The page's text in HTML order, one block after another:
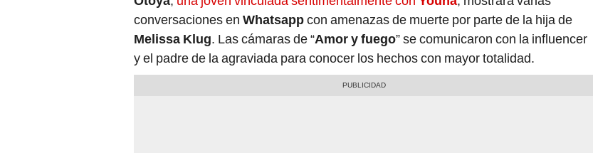
conversaciones en Whatsappcon amenazas de muerte por parte de la hija de
Melissa Klug. Las cámaras de “Amor y fuego” se comunicaron con la influencer
y el padre de la agraviada para conocer los hechos con mayor totalidad.